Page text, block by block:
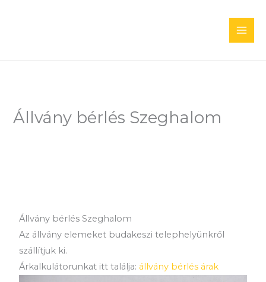
Állvány bérlés Szeghalom
Állvány bérlés Szeghalom
Az állvány elemeket budakeszi telephelyünkről
szállítjuk ki.
Árkalkulátorunkat itt találja: állvány bérlés árak